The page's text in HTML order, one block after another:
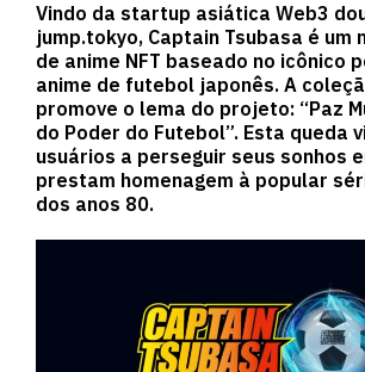
Vindo da startup asiática Web3
jump.tokyo, Captain Tsubasa é um
de anime NFT baseado no icônico
anime de futebol japonês. A
promove o lema do projeto: “Paz
do Poder do Futebol”. Esta queda
usuários a perseguir seus sonhos
prestam homenagem à popular
dos anos 80.